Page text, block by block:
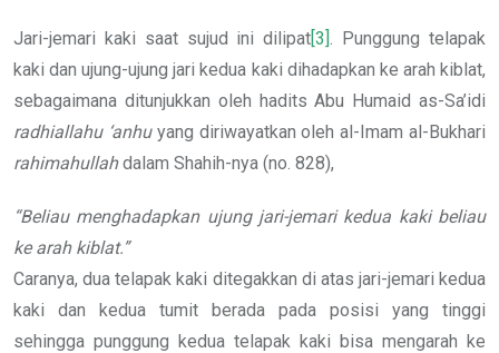
Jari-jemari kaki saat sujud ini dilipat[3]. Punggung telapak
kaki dan ujung-ujung jari kedua kaki dihadapkan ke arah kiblat,
sebagaimana ditunjukkan oleh hadits Abu Humaid as-Sa’idi
radhiallahu ‘anhuyang diriwayatkan oleh al-Imam al-Bukhari
rahimahullahdalam Shahih-nya (no. 828),
“Beliau menghadapkan ujung jari-jemari kedua kaki beliau
ke arah kiblat.”
Caranya, dua telapak kaki ditegakkan di atas jari-jemari kedua
kaki dan kedua tumit berada pada posisi yang tinggi
sehingga punggung kedua telapak kaki bisa mengarah ke